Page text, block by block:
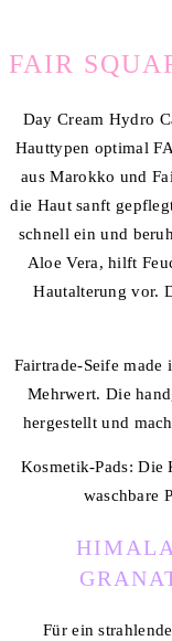
FAIR
Day Cream Hydro
Hauttypen optimal
aus Marokko und
die Haut sanft
schnell ein und
Aloe Vera, hilft
Hautalterung vor.
Fairtrade-Seife made
Mehrwert. Die
hergestellt und
Kosmetik-Pads: Die
waschbare
Für ein